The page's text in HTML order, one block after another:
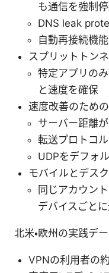
も通信を強制
DNS leak
自動再接続機
スプリットトン
特定アプリの
と速度を確保
速度改善のため
サーバー距離
転送プロトコ
UDPをデフォ
モバイルとデス
同じアカウン
デバイスごと
北米・欧州の実践デ
VPNの利用者の